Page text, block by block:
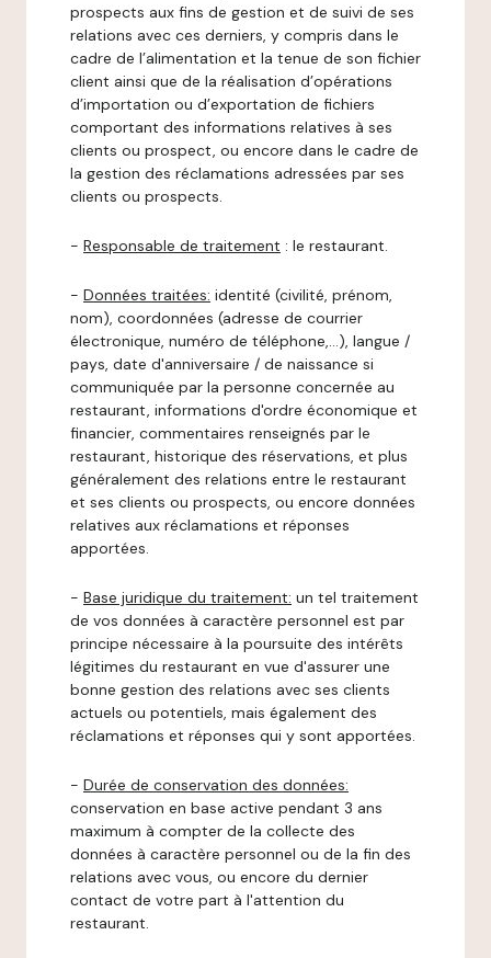
prospects aux fins de gestion et de suivi de ses
relations avec ces derniers, y compris dans le
cadre de l’alimentation et la tenue de son fichier
client ainsi que de la réalisation d’opérations
d’importation ou d’exportation de fichiers
comportant des informations relatives à ses
clients ou prospect, ou encore dans le cadre de
la gestion des réclamations adressées par ses
clients ou prospects.
- Responsable de traitement : le restaurant.
- Données traitées: identité (civilité, prénom,
nom), coordonnées (adresse de courrier
électronique, numéro de téléphone,…), langue /
pays, date d'anniversaire / de naissance si
communiquée par la personne concernée au
restaurant, informations d'ordre économique et
financier, commentaires renseignés par le
restaurant, historique des réservations, et plus
généralement des relations entre le restaurant
et ses clients ou prospects, ou encore données
relatives aux réclamations et réponses
apportées.
- Base juridique du traitement: un tel traitement
de vos données à caractère personnel est par
principe nécessaire à la poursuite des intérêts
légitimes du restaurant en vue d'assurer une
bonne gestion des relations avec ses clients
actuels ou potentiels, mais également des
réclamations et réponses qui y sont apportées.
- Durée de conservation des données:
conservation en base active pendant 3 ans
maximum à compter de la collecte des
données à caractère personnel ou de la fin des
relations avec vous, ou encore du dernier
contact de votre part à l'attention du
restaurant.